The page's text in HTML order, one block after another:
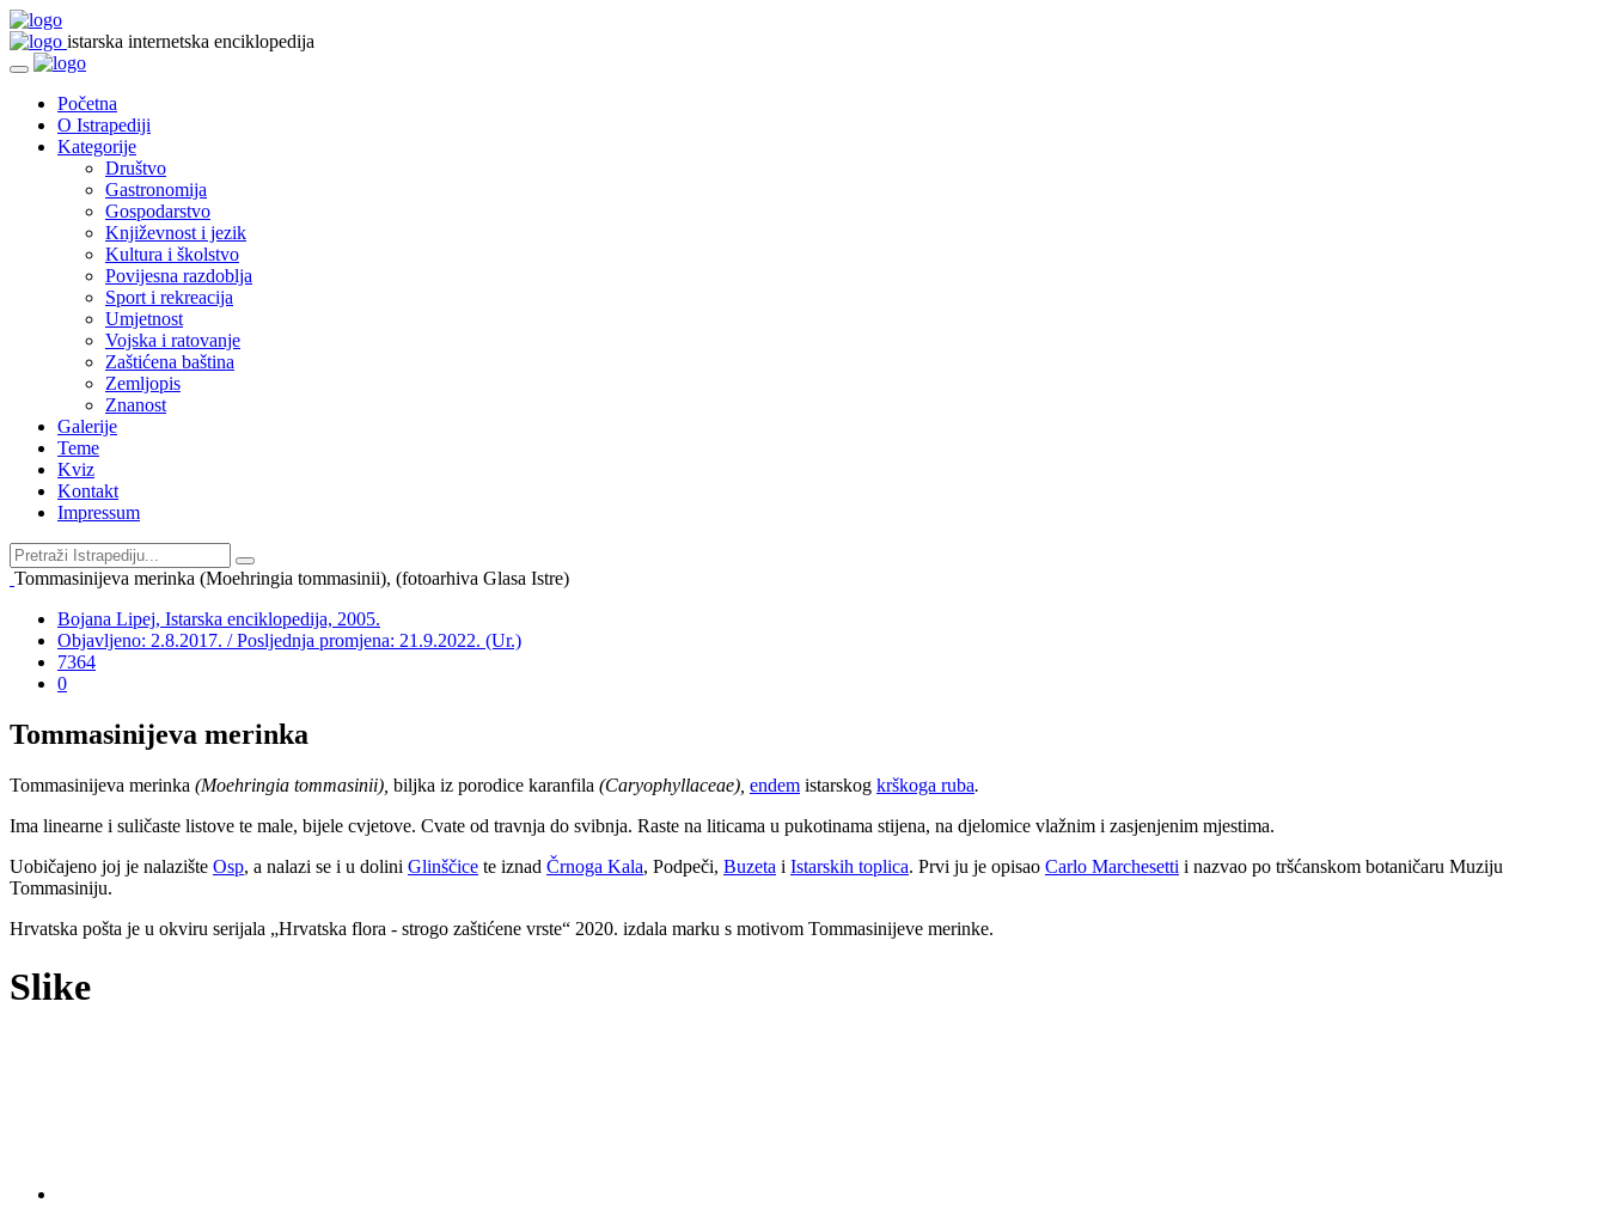
istarska internetska enciklopedija
Početna
O Istrapediji
Kategorije
Društvo
Gastronomija
Gospodarstvo
Književnost i jezik
Kultura i školstvo
Povijesna razdoblja
Sport i rekreacija
Umjetnost
Vojska i ratovanje
Zaštićena baština
Zemljopis
Znanost
Galerije
Teme
Kviz
Kontakt
Impressum
Tommasinijeva merinka (Moehringia tommasinii), (fotoarhiva Glasa Istre)
Bojana Lipej, Istarska enciklopedija, 2005.
Objavljeno: 2.8.2017. / Posljednja promjena: 21.9.2022. (Ur.)
7364
0
Tommasinijeva merinka
Tommasinijeva merinka (Moehringia tommasinii), biljka iz porodice karanfila (Caryophyllaceae), endem istarskog krškoga ruba.
Ima linearne i suličaste listove te male, bijele cvjetove. Cvate od travnja do svibnja. Raste na liticama u pukotinama stijena, na djelomice vlažnim i zasjenjenim mjestima.
Uobičajeno joj je nalazište Osp, a nalazi se i u dolini Glinščice te iznad Črnoga Kala, Podpeči, Buzeta i Istarskih toplica. Prvi ju je opisao Carlo Marchesetti i nazvao po tršćanskom botaničaru Muziju
Tommasiniju.
Hrvatska pošta je u okviru serijala „Hrvatska flora - strogo zaštićene vrste“ 2020. izdala marku s motivom Tommasinijeve merinke.
Slike